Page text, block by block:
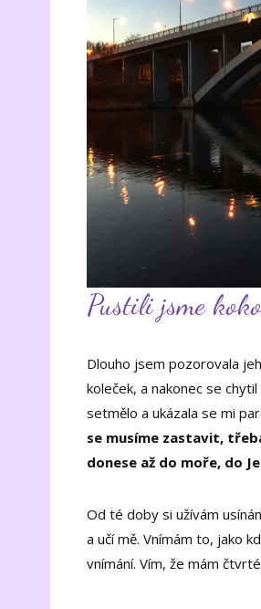
Pustili jsme
Dlouho jsem pozorovala
koleček, a nakonec se
setmělo a ukázala se mi
se musíme zastavit,
donese až do moře, do
Od té doby si užívám
a učí mě. Vnímám to, jako
vnímání. Vím, že mám